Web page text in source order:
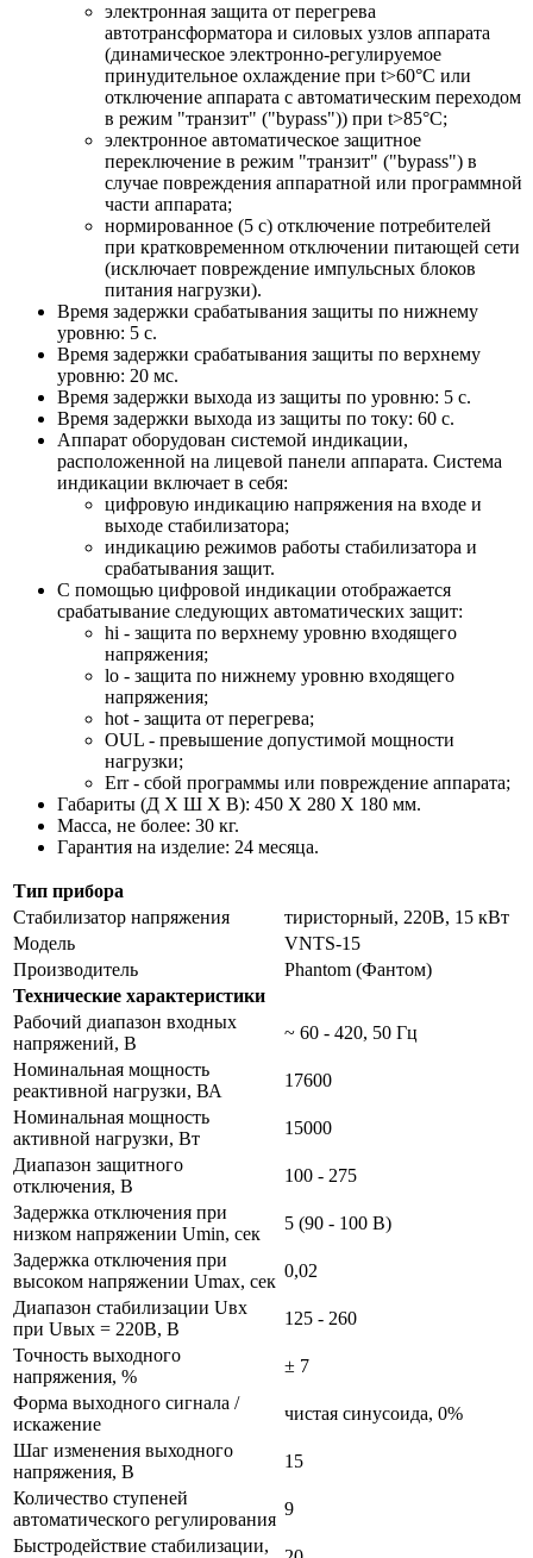
электронная защита от перегрева
автотрансформатора и силовых узлов аппарата
(динамическое электронно-регулируемое
принудительное охлаждение при t>60°С или
отключение аппарата с автоматическим переходом
в режим "транзит" ("bypass")) при t>85°С;
электронное автоматическое защитное
переключение в режим "транзит" ("bypass") в
случае повреждения аппаратной или программной
части аппарата;
нормированное (5 с) отключение потребителей
при кратковременном отключении питающей сети
(исключает повреждение импульсных блоков
питания нагрузки).
Время задержки срабатывания защиты по нижнему
уровню: 5 с.
Время задержки срабатывания защиты по верхнему
уровню: 20 мс.
Время задержки выхода из защиты по уровню: 5 с.
Время задержки выхода из защиты по току: 60 с.
Аппарат оборудован системой индикации,
расположенной на лицевой панели аппарата. Система
индикации включает в себя:
цифровую индикацию напряжения на входе и
выходе стабилизатора;
индикацию режимов работы стабилизатора и
срабатывания защит.
С помощью цифровой индикации отображается
срабатывание следующих автоматических защит:
hi - защита по верхнему уровню входящего
напряжения;
lo - защита по нижнему уровню входящего
напряжения;
hot - защита от перегрева;
OUL - превышение допустимой мощности
нагрузки;
Err - сбой программы или повреждение аппарата;
Габариты (Д X Ш X В): 450 X 280 X 180 мм.
Масса, не более: 30 кг.
Гарантия на изделие: 24 месяца.
Тип прибора
Стабилизатор напряжения
тиристорный, 220В, 15 кВт
Модель
VNTS-15
Производитель
Phantom (Фантом)
Технические характеристики
Рабочий диапазон входных
напряжений, В
~ 60 - 420, 50 Гц
Номинальная мощность
реактивной нагрузки, ВА
17600
Номинальная мощность
активной нагрузки, Вт
15000
Диапазон защитного
отключения, В
100 - 275
Задержка отключения при
низком напряжении Umin, сек
5 (90 - 100 В)
Задержка отключения при
высоком напряжении Umax, сек
0,02
Диапазон стабилизации Uвх
при Uвых = 220В, В
125 - 260
Точность выходного
напряжения, %
± 7
Форма выходного сигнала /
искажение
чистая синусоида, 0%
Шаг изменения выходного
напряжения, В
15
Количество ступеней
автоматического регулирования
9
Быстродействие стабилизации,